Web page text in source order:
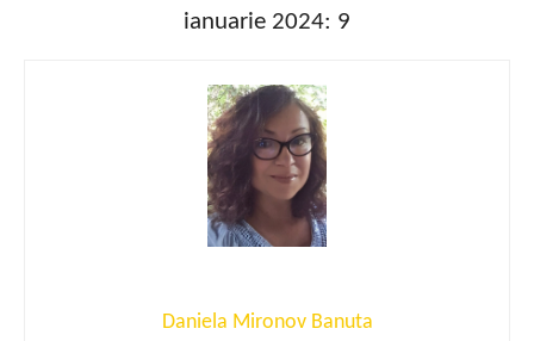
ianuarie 2024: 9
Daniela Mironov Banuta